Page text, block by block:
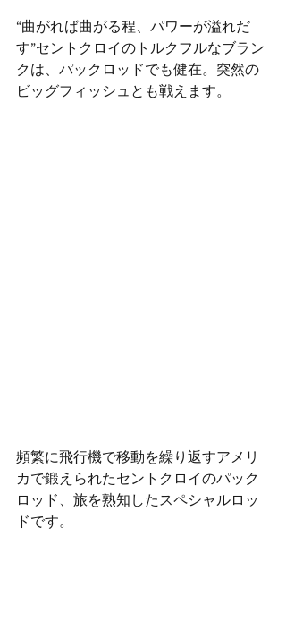
“曲がれば曲がる程、パワーが溢れだ
す”セントクロイのトルクフルなブラン
クは、パックロッドでも健在。突然の
ビッグフィッシュとも戦えます。
頻繁に飛行機で移動を繰り返すアメリ
カで鍛えられたセントクロイのパック
ロッド、旅を熟知したスペシャルロッ
ドです。